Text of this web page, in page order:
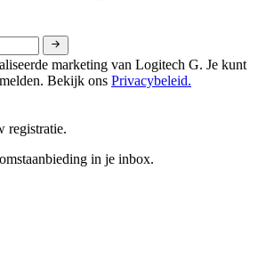
marketing van Logitech G. Je kunt
Bekijk ons Privacybeleid.
registratie.
in je inbox.